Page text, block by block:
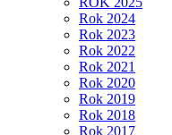
Rok 2024
Rok 2023
Rok 2022
Rok 2021
Rok 2020
Rok 2019
Rok 2018
Rok 2017